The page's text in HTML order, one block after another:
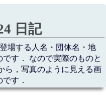
日記
場する人名・団体名・地
す． なので実際のものと
ら，写真のように見える画
す．